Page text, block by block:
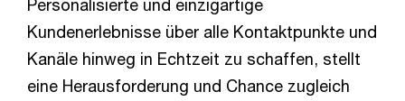
Personalisierte und einzigartige
Kundenerlebnisse über alle Kontaktpunkte und
Kanäle hinweg in Echtzeit zu schaffen, stellt
eine Herausforderung und Chance zugleich